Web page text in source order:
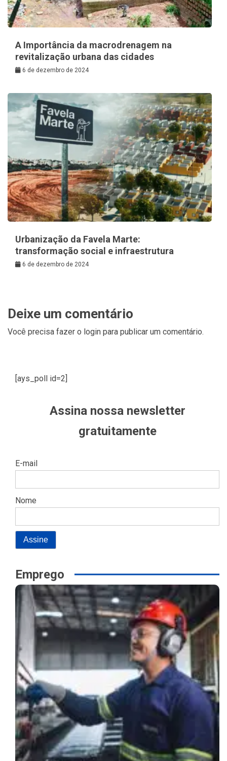
A Importância da macrodrenagem na
revitalização urbana das cidades
6 de dezembro de 2024
Urbanização da Favela Marte:
transformação social e infraestrutura
6 de dezembro de 2024
Deixe um comentário
Você precisa fazer o login para publicar um comentário.
[ays_poll id=2]
Assina nossa newsletter
gratuitamente
E-mail
Nome
Emprego